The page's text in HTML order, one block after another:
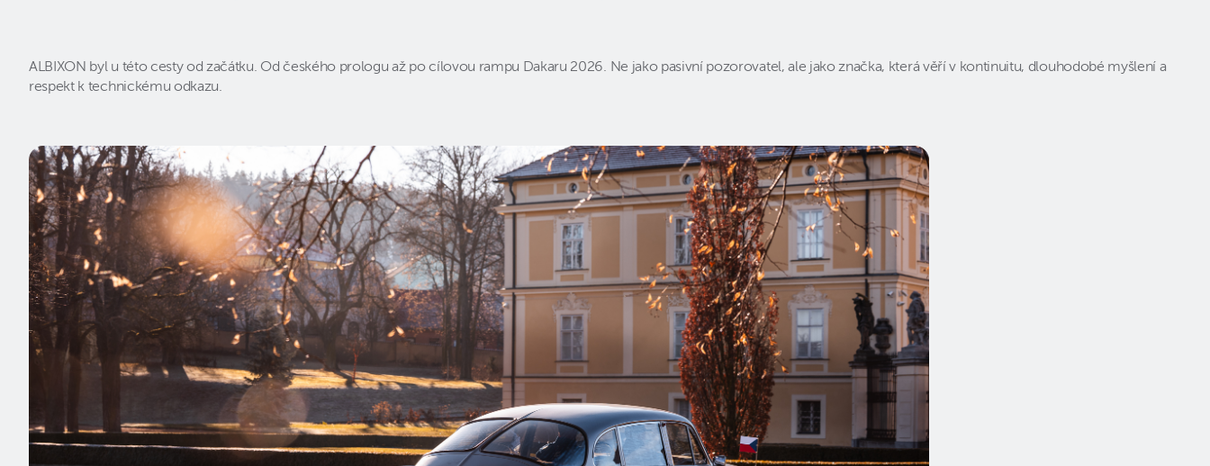
ALBIXON byl u této cesty od začátku. Od českého prologu až po cílovou rampu Dakaru 2026. Ne jako pasivní pozorovatel, ale jako značka, která věří v kontinuitu, dlouhodobé myšlení a
respekt k technickému odkazu.